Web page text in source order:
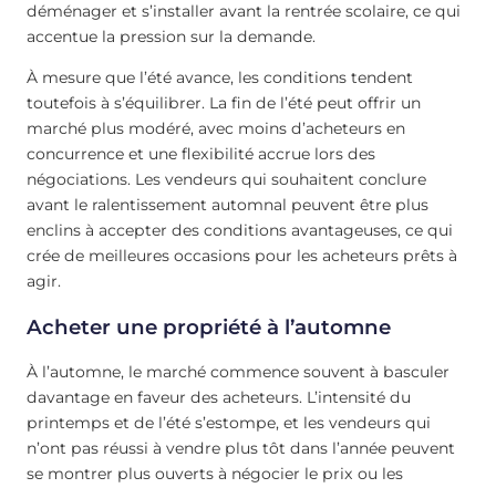
déménager et s’installer avant la rentrée scolaire, ce qui
accentue la pression sur la demande.
À mesure que l’été avance, les conditions tendent
toutefois à s’équilibrer. La fin de l’été peut offrir un
marché plus modéré, avec moins d’acheteurs en
concurrence et une flexibilité accrue lors des
négociations. Les vendeurs qui souhaitent conclure
avant le ralentissement automnal peuvent être plus
enclins à accepter des conditions avantageuses, ce qui
crée de meilleures occasions pour les acheteurs prêts à
agir.
Acheter une propriété à l’automne
À l’automne, le marché commence souvent à basculer
davantage en faveur des acheteurs. L’intensité du
printemps et de l’été s’estompe, et les vendeurs qui
n’ont pas réussi à vendre plus tôt dans l’année peuvent
se montrer plus ouverts à négocier le prix ou les